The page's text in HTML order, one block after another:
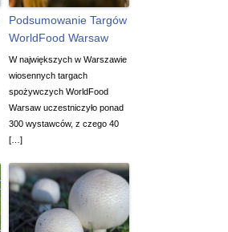
Podsumowanie Targów
WorldFood Warsaw
W największych w Warszawie
wiosennych targach
spożywczych WorldFood
Warsaw uczestniczyło ponad
300 wystawców, z czego 40
[…]